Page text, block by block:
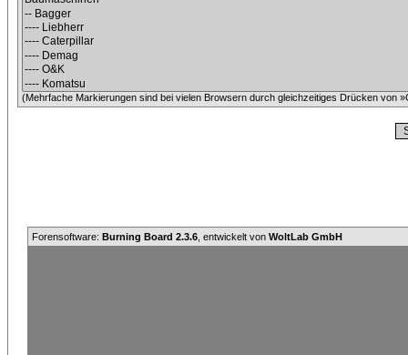
(Mehrfache Markierungen sind bei vielen Browsern durch gleichzeitiges Drücken von
Forensoftware: Burning Board 2.3.6 , entwickelt von WoltLab GmbH